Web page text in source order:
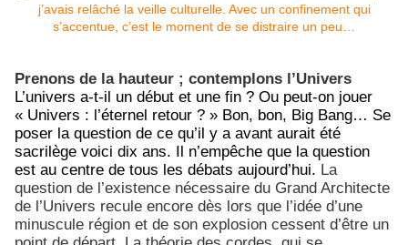
Prenons de la hauteur ; contemplons l’Univers
L’univers a-t-il un début et une fin ? Ou peut-on jouer
« Univers : l’éternel retour ? » Bon, bon, Big Bang… Se
poser la question de ce qu’il y a avant aurait été
sacrilège voici dix ans. Il n’empêche que la question
est au centre de tous les débats aujourd’hui. La
question de l’existence nécessaire du Grand Architecte
de l’Univers recule encore dès lors que l’idée d’une
minuscule région et de son explosion cessent d’être un